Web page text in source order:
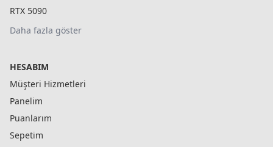
RTX 5090
Daha fazla göster
HESABIM
Müşteri Hizmetleri
Panelim
Puanlarım
Sepetim